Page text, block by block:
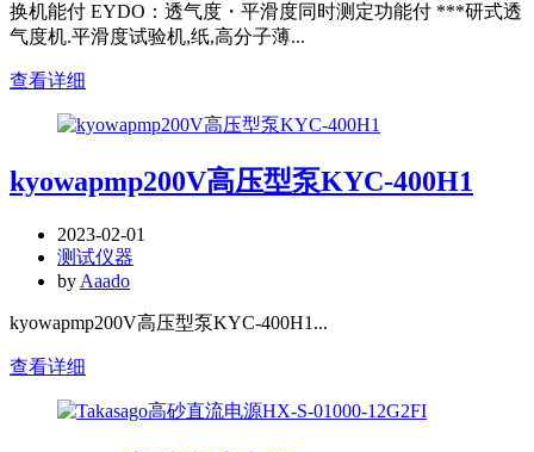
换机能付 EYDO：透气度・平滑度同时测定功能付 ***研式透
气度机.平滑度试验机,纸,高分子薄...
查看详细
kyowapmp200V高压型泵KYC-400H1
2023-02-01
测试仪器
by Aaado
kyowapmp200V高压型泵KYC-400H1...
查看详细